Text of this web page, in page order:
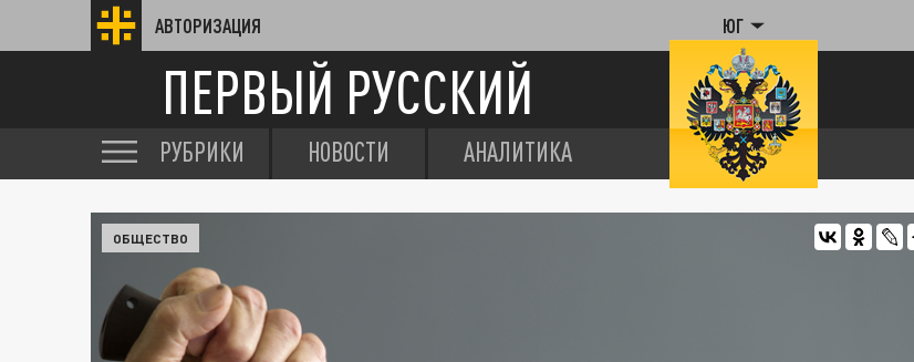
АВТОРИЗАЦИЯ ЮГ
ПЕРВЫЙ РУССКИЙ
РУБРИКИ НОВОСТИ АНАЛИТИКА
ОБЩЕСТВО